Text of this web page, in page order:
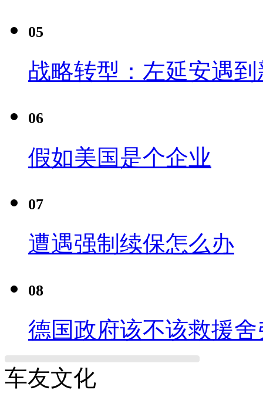
05
战略转型：左延安遇
06
假如美国是个企业
07
遭遇强制续保怎么办
08
德国政府该不该救援舍
车友文化